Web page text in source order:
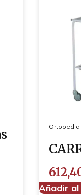
Ortopedia
Añadir